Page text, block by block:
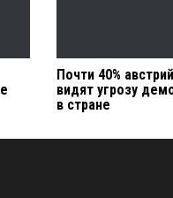
Почти 40%
видят угрозу
в стране